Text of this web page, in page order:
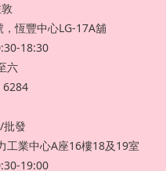
恆豐中心LG-17A舖
18:30
六
6284
批發
工業中心A座16樓18及19室
19:00